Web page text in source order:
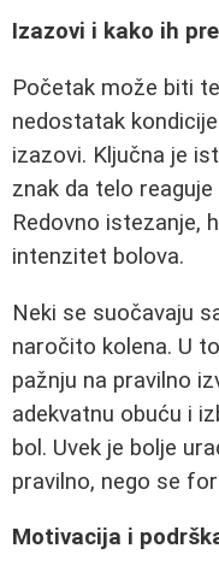
Izazovi i kako ih
Početak može biti
nedostatak
izazovi. Ključna je
znak da telo
Redovno istezanje,
intenzitet bolova.
Neki se suočavaju
naročito kolena. U
pažnju na pravilno
adekvatnu obuću i
bol. Uvek je bolje
pravilno, nego se
Motivacija i